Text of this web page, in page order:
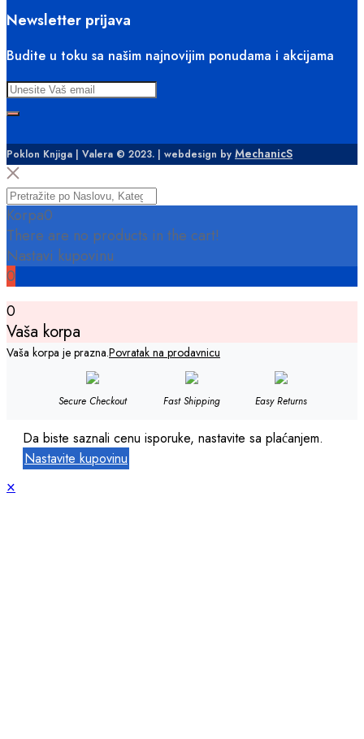
Newsletter prijava
Budite u toku sa našim najnovijim ponudama i akcijama
Poklon Knjiga | Valera © 2023. | webdesign by MechanicS
Korpa0
There are no products in the cart!
Nastavi kupovinu
0
0
Vaša korpa
Vaša korpa je prazna.Povratak na prodavnicu
Secure Checkout Fast Shipping Easy Returns
Da biste saznali cenu isporuke, nastavite sa plaćanjem.
Nastavite kupovinu
×